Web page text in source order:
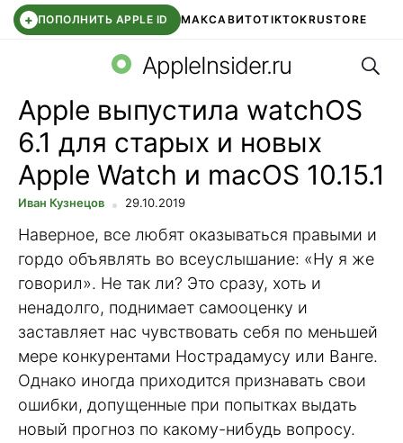
+ ПОПОЛНИТЬ APPLE ID МАКСАВИТОTIKTOKRUSTORE
WB КЛУБIOS 26.6 DDE STORE
AppleInsider.ru
Apple выпустила watchOS
6.1 для старых и новых
Apple Watch и macOS 10.15.1
Иван Кузнецов 29.10.2019
Наверное, все любят оказываться правыми и
гордо объявлять во всеуслышание: «Ну я же
говорил». Не так ли? Это сразу, хоть и
ненадолго, поднимает самооценку и
заставляет нас чувствовать себя по меньшей
мере конкурентами Нострадамусу или Ванге.
Однако иногда приходится признавать свои
ошибки, допущенные при попытках выдать
новый прогноз по какому-нибудь вопросу.